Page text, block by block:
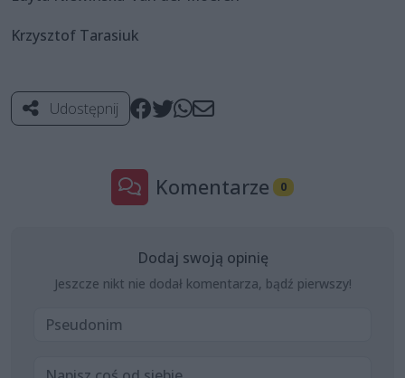
Krzysztof Tarasiuk
Udostępnij
Komentarze 0
Dodaj swoją opinię
Jeszcze nikt nie dodał komentarza, bądź pierwszy!